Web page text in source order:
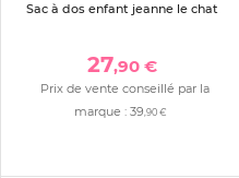
Sac à dos enfant jeanne le chat
27,90 €
Prix de vente conseillé par la
marque : 39 ,90 €